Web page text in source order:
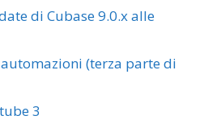
di Cubase 9.0.x alle
(terza parte di
3